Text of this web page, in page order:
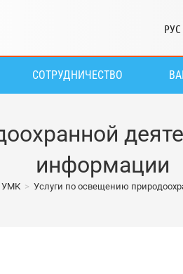
РУС
СОТРУДНИЧЕСТВО
информации
УМК > Услуги по освещению